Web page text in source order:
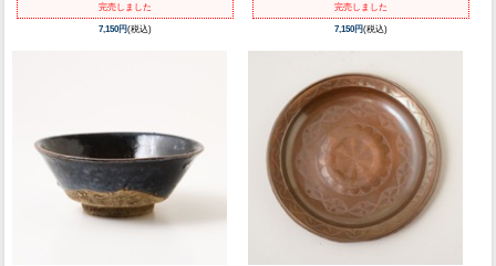
完売しました
7,150円(税込)
完売しました
7,150円(税込)